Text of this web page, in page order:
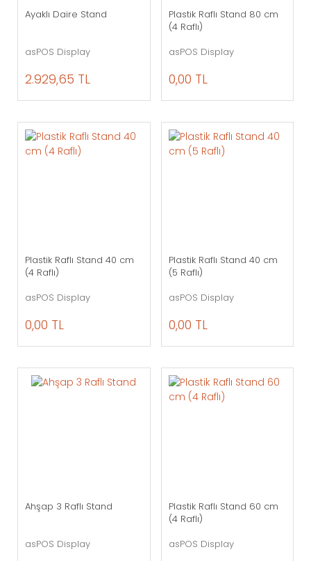
Ayaklı Daire Stand
asPOS Display
2.929,65 TL
Plastik Raflı Stand 80 cm
(4 Raflı)
asPOS Display
0,00 TL
Plastik Raflı Stand 40 cm
(4 Raflı)
asPOS Display
0,00 TL
Plastik Raflı Stand 40 cm
(5 Raflı)
asPOS Display
0,00 TL
Ahşap 3 Raflı Stand
asPOS Display
Plastik Raflı Stand 60 cm
(4 Raflı)
asPOS Display